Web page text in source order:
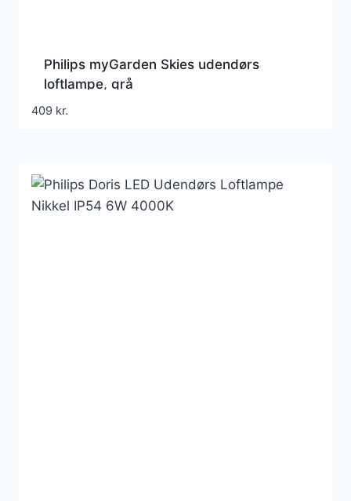
Philips myGarden Skies udendørs
loftlampe, grå
409 kr.